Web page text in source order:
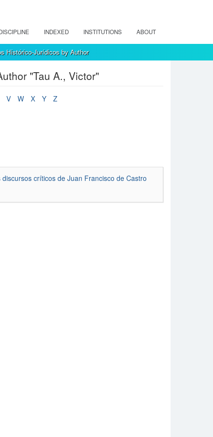
INDEXED INSTITUTIONS ABOUT
Histórico-Jurídicos by Author
"Tau A., Victor"
V W X Y
Z
críticos de Juan Francisco de Castro